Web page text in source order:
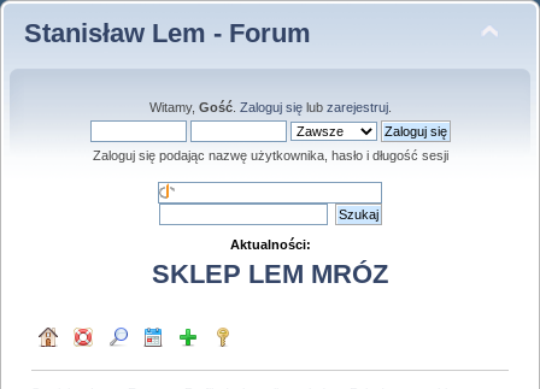
Stanisław Lem - Forum
Witamy, Gość. Zaloguj sięlub zarejestruj.
Zaloguj się podając nazwę użytkownika, hasło i długość sesji
Aktualności:
SKLEP LEM MRÓZ